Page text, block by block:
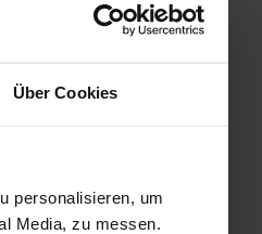
Über Cookies
personalisieren, um
Media, zu messen.